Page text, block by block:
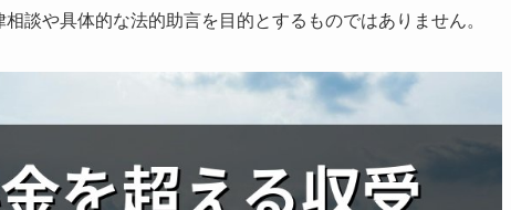
談や具体的な法的助言を目的とするものではありません。